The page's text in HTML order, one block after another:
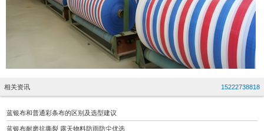
相关资讯 15222738818
蓝银布和普通彩条布的区别及选型建议
蓝银布耐磨抗撕裂 露天物料防雨防尘优选